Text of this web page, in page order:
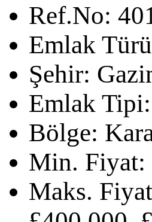
Ref.No:
Emlak
Şehir:
Emlak Tipi:
Bölge:
Min. Fiyat:
Maks.